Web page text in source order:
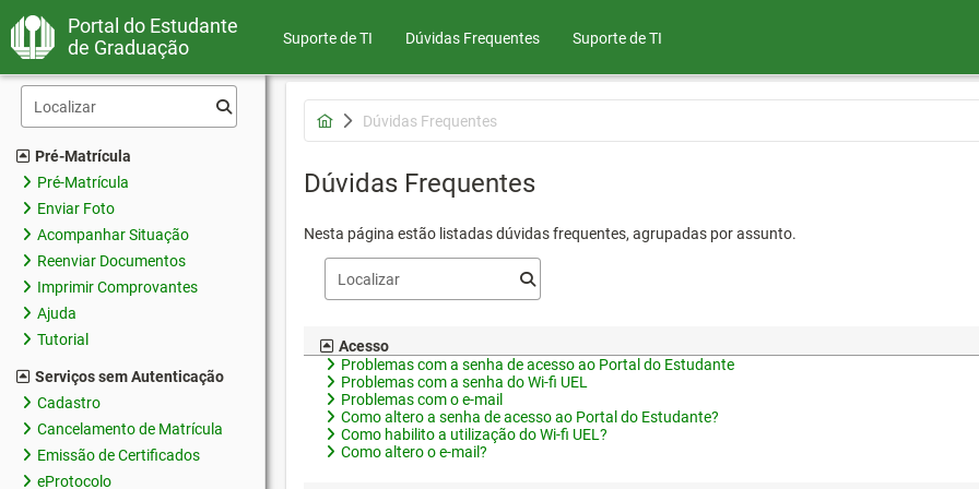
Portal do Estudante
de Graduação
Suporte de TI Dúvidas Frequentes Suporte de TI
Pré-Matrícula
Pré-Matrícula
Enviar Foto
Acompanhar Situação
Reenviar Documentos
Imprimir Comprovantes
Ajuda
Tutorial
Serviços sem Autenticação
Cadastro
Cancelamento de Matrícula
Emissão de Certificados
eProtocolo
Dúvidas Frequentes
Dúvidas Frequentes
Nesta página estão listadas dúvidas frequentes, agrupadas por assunto.
Acesso
Problemas com a senha de acesso ao Portal do Estudante
Problemas com a senha do Wi-fi UEL
Problemas com o e-mail
Como altero a senha de acesso ao Portal do Estudante?
Como habilito a utilização do Wi-fi UEL?
Como altero o e-mail?